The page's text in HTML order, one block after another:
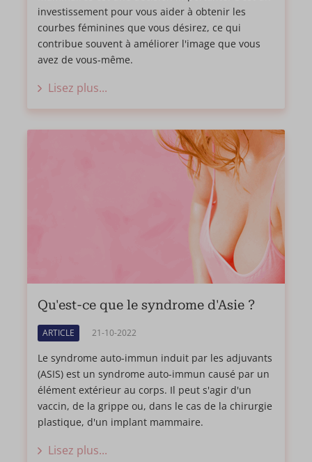
investissement pour vous aider à obtenir les
courbes féminines que vous désirez, ce qui
contribue souvent à améliorer l'image que vous
avez de vous-même.
Lisez plus...
Qu'est-ce que le syndrome d'Asie ?
ARTICLE 21-10-2022
Le syndrome auto-immun induit par les adjuvants
(ASIS) est un syndrome auto-immun causé par un
élément extérieur au corps. Il peut s'agir d'un
vaccin, de la grippe ou, dans le cas de la chirurgie
plastique, d'un implant mammaire.
Lisez plus...